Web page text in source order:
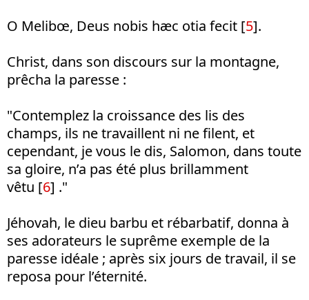
O Melibœ, Deus nobis hæc otia fecit [5].
Christ, dans son discours sur la montagne,
prêcha la paresse :
"Contemplez la croissance des lis des
champs, ils ne travaillent ni ne filent, et
cependant, je vous le dis, Salomon, dans toute
sa gloire, n’a pas été plus brillamment
vêtu [6] ."
Jéhovah, le dieu barbu et rébarbatif, donna à
ses adorateurs le suprême exemple de la
paresse idéale ; après six jours de travail, il se
reposa pour l’éternité.